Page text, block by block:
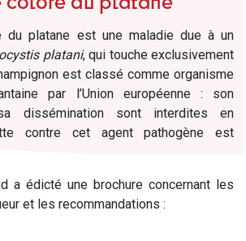
du platane est une maladie due à un
platani, qui touche exclusivement
est classé comme organisme
par l’Union européenne : son
dissémination sont interdites en
contre cet agent pathogène est
a édicté une brochure concernant les
et les recommandations :